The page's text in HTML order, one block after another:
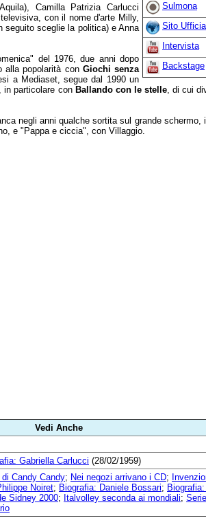
Sulmona
Sito
Intervista
Backstage
Camilla Patrizia Carlucci
con il nome d'arte Milly,
seguito sceglie la politica) e Anna
del 1976, due anni dopo
alla popolarità con Giochi senza
a Mediaset, segue dal 1990 un
in particolare con Ballando con le stelle, di cui
negli anni qualche sortita sul grande schermo,
e "Pappa e ciccia", con Villaggio.
Vedi Anche
Gabriella Carlucci (28/02/1959)
Candy Candy; Nei negozi arrivano i CD;
Noiret; Biografia: Daniele Bossari;
Sidney 2000; Italvolley seconda ai mondiali;